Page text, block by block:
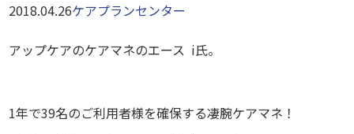
2018.04.26ケアプランセンター
アップケアのケアマネのエース i氏。
1年で39名のご利用者様を確保する凄腕ケアマネ！